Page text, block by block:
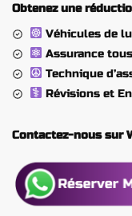
Obtenez une
Véhicules de
Assurance
Technique
Révisions et
Contactez-nous sur